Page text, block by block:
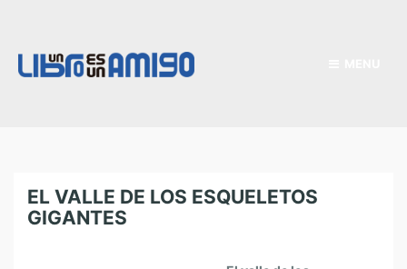
EL VALLE DE LOS ESQUELETOS
GIGANTES